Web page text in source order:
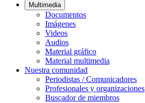
Multimedia
Documentos
Imágenes
Videos
Audios
Material gráfico
Material multimedia
Nuestra comunidad
Periodistas / Comunicadores
Profesionales y organizaciones
Buscador de miembros